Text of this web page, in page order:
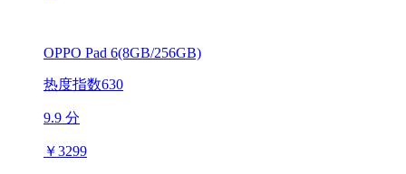
OPPO Pad 6(8GB/256GB)
热度指数630
9.9 分
￥3299